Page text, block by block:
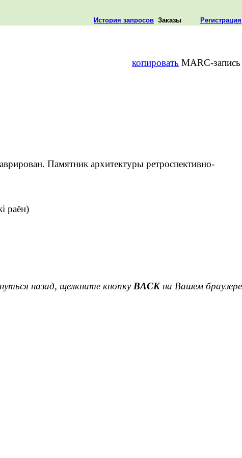
История запросов Заказы Регистрация
копировать MARC-запись
Памятник архитектуры ретроспективно-
раён)
назад, щелкните кнопку BACKна Вашем браузере